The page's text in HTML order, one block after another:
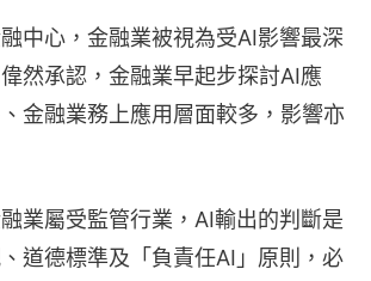
中心，金融業被視為受AI影響最深
然承認，金融業早起步探討AI應
金融業務上應用層面較多，影響亦
業屬受監管行業，AI輸出的判斷是
道德標準及「負責任AI」原則，必